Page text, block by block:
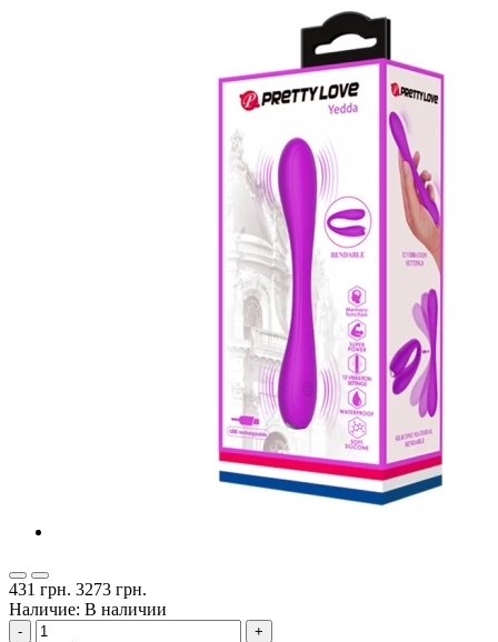
431 грн. 3273 грн.
Наличие: В наличии
-
+